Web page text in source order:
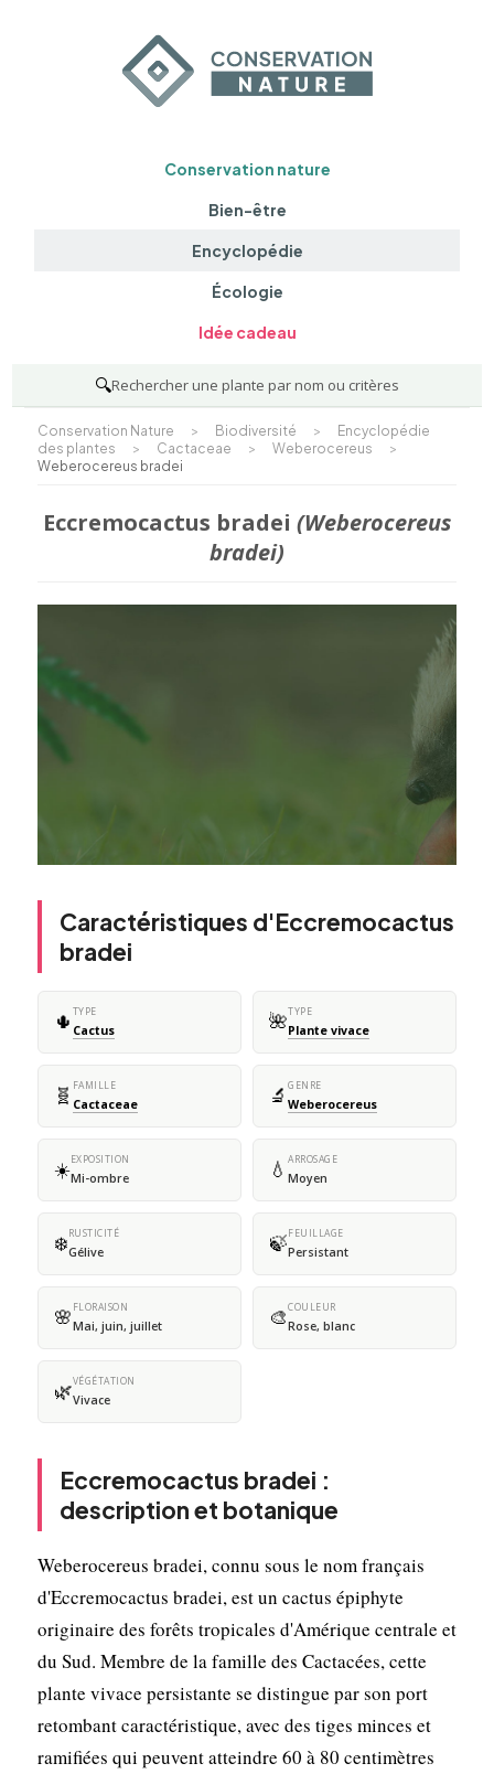
Conservation nature
Bien-être
Encyclopédie
Écologie
Idée cadeau
🔍Rechercher une plante par nom ou critères
Conservation Nature > Biodiversité >
Encyclopédie
des plantes
> Cactaceae > Weberocereus
>
Weberocereus bradei
Eccremocactus bradei (Weberocereus
bradei)
Caractéristiques d'Eccremocactus
bradei
🌵 TYPE
Cactus 🌺TYPE
Plante vivace
🧬 FAMILLE
Cactaceae 🔬 GENRE
Weberocereus
☀️EXPOSITION
Mi-ombre 💧 ARROSAGE
Moyen
❄️RUSTICITÉ
Gélive 🍃FEUILLAGE
Persistant
🌸 FLORAISON
Mai, juin, juillet 🎨COULEUR
Rose, blanc
🌿VÉGÉTATION
Vivace
Eccremocactus bradei :
description et botanique
Weberocereus bradei, connu sous le nom français
d'Eccremocactus bradei, est un cactus épiphyte
originaire des forêts tropicales d'Amérique centrale et
du Sud. Membre de la famille des Cactacées, cette
plante vivace persistante se distingue par son port
retombant caractéristique, avec des tiges minces et
ramifiées qui peuvent atteindre 60 à 80 centimètres